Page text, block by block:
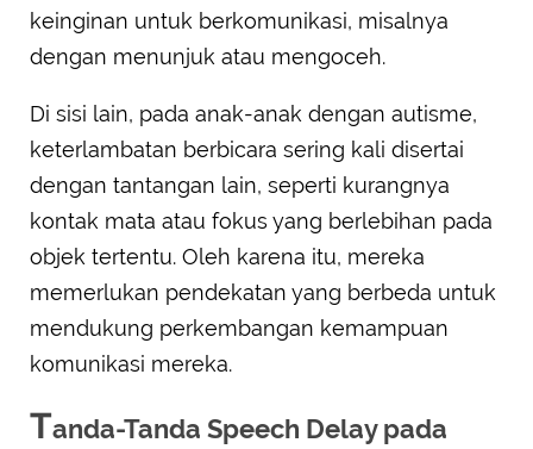
keinginan untuk berkomunikasi, misalnya
dengan menunjuk atau mengoceh.
Di sisi lain, pada anak-anak dengan autisme,
keterlambatan berbicara sering kali disertai
dengan tantangan lain, seperti kurangnya
kontak mata atau fokus yang berlebihan pada
objek tertentu. Oleh karena itu, mereka
memerlukan pendekatan yang berbeda untuk
mendukung perkembangan kemampuan
komunikasi mereka.
Tanda-Tanda Speech Delay pada